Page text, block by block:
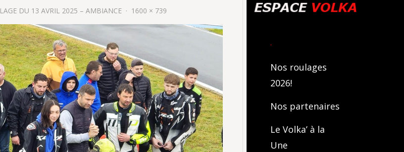
DU 13 AVRIL 2025 – AMBIANCE 1600 × 739
.
Nos roulages
2026!
Nos partenaires
Le Volka’ à la
Une